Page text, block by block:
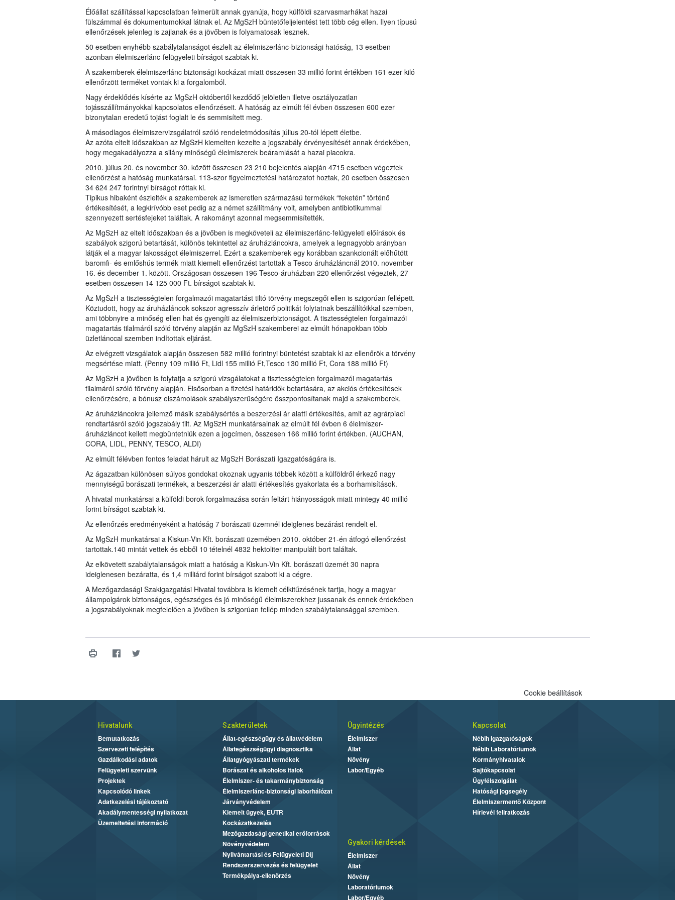
Élőállat szállítással kapcsolatban felmerült annak gyanúja, hogy külföldi szarvasmarhákat hazai
fülszámmal és dokumentumokkal látnak el. Az MgSzH büntetőfeljelentést tett több cég ellen. Ilyen típusú
ellenőrzések jelenleg is zajlanak és a jövőben is folyamatosak lesznek.
50 esetben enyhébb szabálytalanságot észlelt az élelmiszerlánc-biztonsági hatóság, 13 esetben
azonban élelmiszerlánc-felügyeleti bírságot szabtak ki.
A szakemberek élelmiszerlánc biztonsági kockázat miatt összesen 33 millió forint értékben 161 ezer kiló
ellenőrzött terméket vontak ki a forgalomból.
Nagy érdeklődés kísérte az MgSzH októbertől kezdődő jelöletlen illetve osztályozatlan
tojásszállítmányokkal kapcsolatos ellenőrzéseit. A hatóság az elmúlt fél évben összesen 600 ezer
bizonytalan eredetű tojást foglalt le és semmisített meg.
A másodlagos élelmiszervizsgálatról szóló rendeletmódosítás július 20-tól lépett életbe.
Az azóta eltelt időszakban az MgSzH kiemelten kezelte a jogszabály érvényesítését annak érdekében,
hogy megakadályozza a silány minőségű élelmiszerek beáramlását a hazai piacokra.
2010. július 20. és november 30. között összesen 23 210 bejelentés alapján 4715 esetben végeztek
ellenőrzést a hatóság munkatársai. 113-szor figyelmeztetési határozatot hoztak, 20 esetben összesen
34 624 247 forintnyi bírságot róttak ki.
Tipikus hibaként észlelték a szakemberek az ismeretlen származású termékek “feketén” történő
értékesítését, a legkirívóbb eset pedig az a német szállítmány volt, amelyben antibiotikummal
szennyezett sertésfejeket találtak. A rakományt azonnal megsemmisítették.
Az MgSzH az eltelt időszakban és a jövőben is megköveteli az élelmiszerlánc-felügyeleti előírások és
szabályok szigorú betartását, különös tekintettel az áruházláncokra, amelyek a legnagyobb arányban
látják el a magyar lakosságot élelmiszerrel. Ezért a szakemberek egy korábban szankcionált előhűtött
baromfi- és emlőshús termék miatt kiemelt ellenőrzést tartottak a Tesco áruházláncnál 2010. november
16. és december 1. között. Országosan összesen 196 Tesco-áruházban 220 ellenőrzést végeztek, 27
esetben összesen 14 125 000 Ft. bírságot szabtak ki.
Az MgSzH a tisztességtelen forgalmazói magatartást tiltó törvény megszegői ellen is szigorúan fellépett.
Köztudott, hogy az áruházláncok sokszor agresszív árletörő politikát folytatnak beszállítóikkal szemben,
ami többnyire a minőség ellen hat és gyengíti az élelmiszerbiztonságot. A tisztességtelen forgalmazói
magatartás tilalmáról szóló törvény alapján az MgSzH szakemberei az elmúlt hónapokban több
üzletlánccal szemben indítottak eljárást.
Az elvégzett vizsgálatok alapján összesen 582 millió forintnyi büntetést szabtak ki az ellenőrök a törvény
megsértése miatt. (Penny 109 millió Ft, Lidl 155 millió Ft,Tesco 130 millió Ft, Cora 188 millió Ft)
Az MgSzH a jövőben is folytatja a szigorú vizsgálatokat a tisztességtelen forgalmazói magatartás
tilalmáról szóló törvény alapján. Elsősorban a fizetési határidők betartására, az akciós értékesítések
ellenőrzésére, a bónusz elszámolások szabályszerűségére összpontosítanak majd a szakemberek.
Az áruházláncokra jellemző másik szabálysértés a beszerzési ár alatti értékesítés, amit az agrárpiaci
rendtartásról szóló jogszabály tilt. Az MgSzH munkatársainak az elmúlt fél évben 6 élelmiszer-
áruházláncot kellett megbüntetniük ezen a jogcímen, összesen 166 millió forint értékben. (AUCHAN,
CORA, LIDL, PENNY, TESCO, ALDI)
Az elmúlt félévben fontos feladat hárult az MgSzH Borászati Igazgatóságára is.
Az ágazatban különösen súlyos gondokat okoznak ugyanis többek között a külföldről érkező nagy
mennyiségű borászati termékek, a beszerzési ár alatti értékesítés gyakorlata és a borhamisítások.
A hivatal munkatársai a külföldi borok forgalmazása során feltárt hiányosságok miatt mintegy 40 millió
forint bírságot szabtak ki.
Az ellenőrzés eredményeként a hatóság 7 borászati üzemnél ideiglenes bezárást rendelt el.
Az MgSzH munkatársai a Kiskun-Vin Kft. borászati üzemében 2010. október 21-én átfogó ellenőrzést
tartottak.140 mintát vettek és ebből 10 tételnél 4832 hektoliter manipulált bort találtak.
Az elkövetett szabálytalanságok miatt a hatóság a Kiskun-Vin Kft. borászati üzemét 30 napra
ideiglenesen bezáratta, és 1,4 milliárd forint bírságot szabott ki a cégre.
A Mezőgazdasági Szakigazgatási Hivatal továbbra is kiemelt célkitűzésének tartja, hogy a magyar
állampolgárok biztonságos, egészséges és jó minőségű élelmiszerekhez jussanak és ennek érdekében
a jogszabályoknak megfelelően a jövőben is szigorúan fellép minden szabálytalansággal szemben.
Cookie beállítások
Hivatalunk
Bemutatkozás
Szervezeti felépítés
Gazdálkodási adatok
Felügyeleti szervünk
Projektek
Kapcsolódó linkek
Adatkezelési tájékoztató
Akadálymentességi nyilatkozat
Üzemeltetési információ
Szakterületek
Állat-egészségügy és állatvédelem
Állategészségügyi diagnosztika
Állatgyógyászati termékek
Borászat és alkoholos italok
Élelmiszer- és takarmánybiztonság
Élelmiszerlánc-biztonsági laborhálózat
Járványvédelem
Kiemelt ügyek, EUTR
Kockázatkezelés
Mezőgazdasági genetikai erőforrások
Növényvédelem
Nyilvántartási és Felügyeleti Díj
Rendszerszervezés és felügyelet
Termékpálya-ellenőrzés
Ügyintézés
Élelmiszer
Állat
Növény
Labor/Egyéb
Kapcsolat
Nébih Igazgatóságok
Nébih Laboratóriumok
Kormányhivatalok
Sajtókapcsolat
Ügyfélszolgálat
Hatósági jogsegély
Élelmiszermentő Központ
Hírlevél feliratkozás
Gyakori kérdések
Élelmiszer
Állat
Növény
Laboratóriumok
Labor/Egyéb